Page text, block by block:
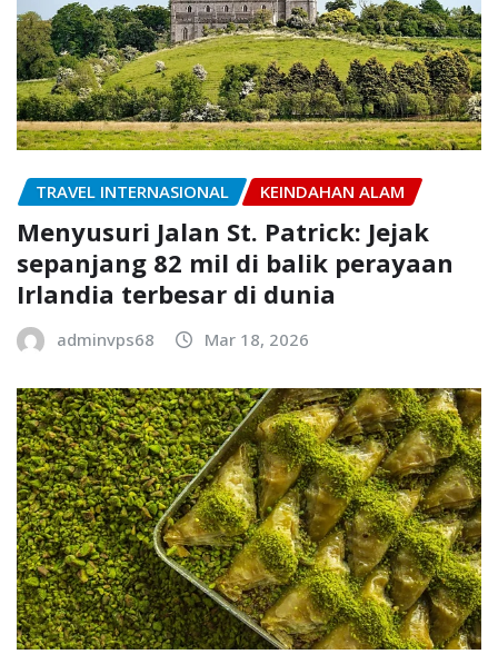
TRAVEL INTERNASIONAL KEINDAHAN ALAM
Menyusuri Jalan St. Patrick: Jejak
sepanjang 82 mil di balik perayaan
Irlandia terbesar di dunia
adminvps68 Mar 18, 2026